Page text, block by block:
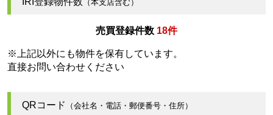
（本支店含む）
売買登録件数 18件
※上記以外にも物件を保有しています。
直接お問い合わせください
QRコード （会社名・電話・郵便番号・住所）